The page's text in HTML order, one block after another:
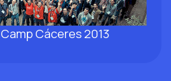
Cáceres 2013